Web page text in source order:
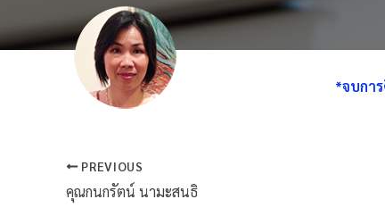
*จบกา
PREVIOUS
คุณกนกรัตน์ นามะสนธิ